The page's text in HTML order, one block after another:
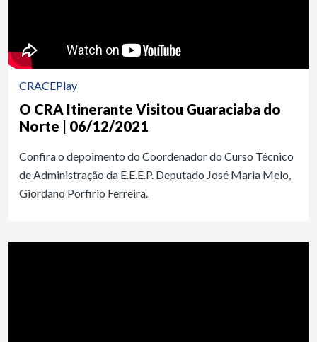
CRACEPlay
O CRA Itinerante Visitou Guaraciaba do
Norte | 06/12/2021
Confira o depoimento do Coordenador do Curso Técnico
de Administração da E.E.E.P. Deputado José Maria Melo,
Giordano Porfirio Ferreira.